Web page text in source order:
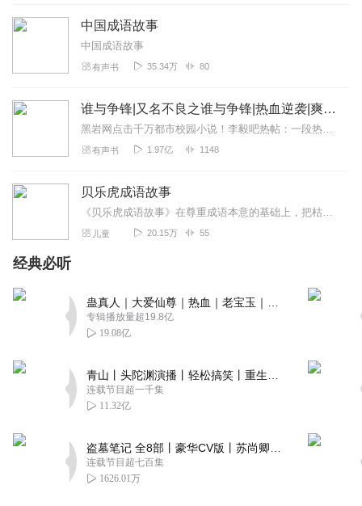
中国成语故事
中国成语故事
有声书 35.34万 80
谁与争锋|又名不良之谁与争锋|热血逆袭|爽文爆笑|会员免费
黑岩网点击千万都市校园小说！李毅吧热帖：一段热血的青春故事，一个狂拽屌丝的逆袭传奇。热血都市主播探月倾情演绎【内容简介】两年前，她是丑逼，我是男神；...
有声书 1.97亿 1148
贝乐虎成语故事
《贝乐虎成语故事》在尊重成语本意的基础上，把枯燥难懂的成语改编成一个个情节丰富、有趣又生动的情景故事。快乐听故事，轻松学成语。让孩子不仅可以在故事中学会成语，还...
儿童 20.15万 55
经典必听
专辑播放量超19.8亿
19.08亿
连载节目超一千集
11.32亿
连载节目超七百集
1626.01万